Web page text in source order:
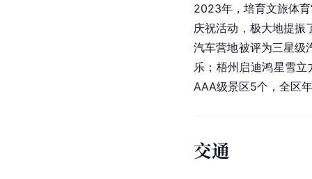
2023年，培育文旅体
庆祝活动，极大地提振
汽车营地被评为三星级
乐；梧州启迪鸿星雪
AAA级景区5个，全区
交通